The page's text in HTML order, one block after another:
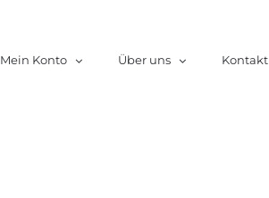
Mein Konto Über uns Kontakt